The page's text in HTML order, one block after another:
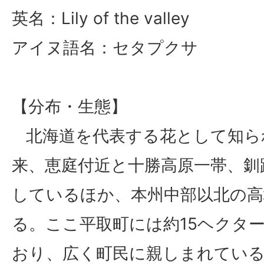
英名：Lily of the valley
アイヌ語名：セタプクサ
【分布・生態】
北海道を代表する花として知
来、恵庭付近と十勝高原一帯、
しているほか、本州中部以北の
る。ここ平取町には約15ヘクタ
おり、広く町民に親しまれてい